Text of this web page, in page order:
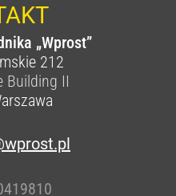
„Wprost”
212
Building II